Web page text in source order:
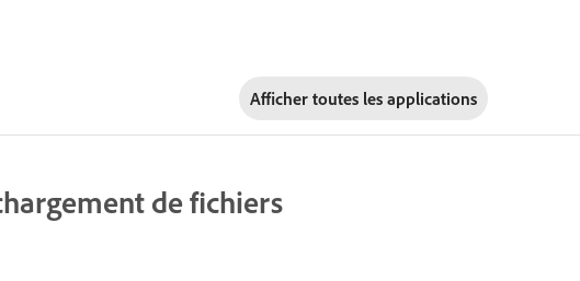
Afficher toutes les applications
de fichiers